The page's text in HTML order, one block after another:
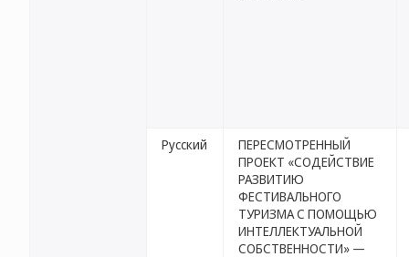
Русский
ПЕРЕСМОТРЕННЫЙ
ПРОЕКТ «СОДЕЙСТВИЕ
РАЗВИТИЮ
ФЕСТИВАЛЬНОГО
ТУРИЗМА С ПОМОЩЬЮ
ИНТЕЛЛЕКТУАЛЬНОЙ
СОБСТВЕННОСТИ» —